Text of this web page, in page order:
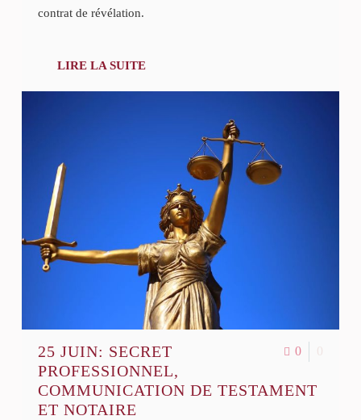
contrat de révélation.
LIRE LA SUITE
0 0
25 JUIN: SECRET
PROFESSIONNEL,
COMMUNICATION DE TESTAMENT
ET NOTAIRE